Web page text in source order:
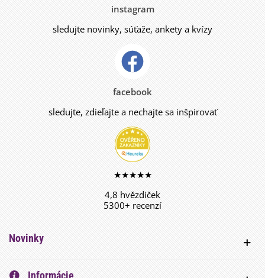
instagram
sledujte novinky, súťaže, ankety a kvízy
facebook
sledujte, zdieľajte a nechajte sa inšpirovať
★★★★★
4,8 hvězdiček
5300+ recenzí
Novinky
Informácie